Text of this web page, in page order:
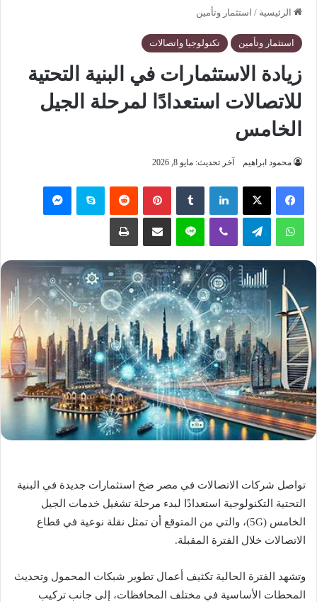
الرئيسية / استثمار وتأمين
استثمار وتأمين تكنولوجيا واتصالات
زيادة الاستثمارات في البنية التحتية
للاتصالات استعدادًا لمرحلة الجيل
الخامس
محمود ابراهيم آخر تحديث: مايو 8, 2026
فيسبوك ‫X لينكدإن بينتيريست سكايب
واتساب تيلقرام لاين
تواصل شركات الاتصالات في مصر ضخ استثمارات جديدة في البنية
التحتية التكنولوجية استعدادًا لبدء مرحلة تشغيل خدمات الجيل
الخامس (5G)، والتي من المتوقع أن تمثل نقلة نوعية في قطاع
الاتصالات خلال الفترة المقبلة.
وتشهد الفترة الحالية تكثيف أعمال تطوير شبكات المحمول وتحديث
المحطات الأساسية في مختلف المحافظات، إلى جانب تركيب